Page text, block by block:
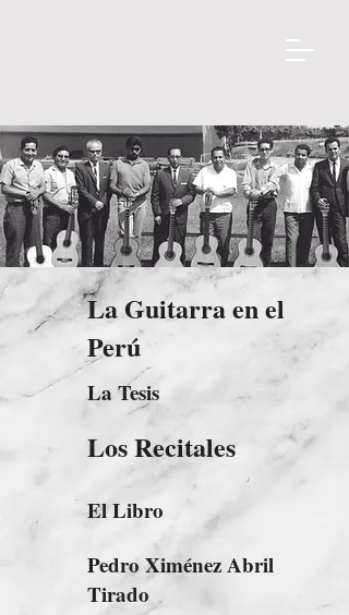
La Guitarra en el
Perú
La Tesis
Los Recitales
El Libro
Pedro Ximénez Abril
Tirado